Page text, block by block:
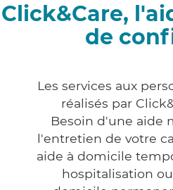
Click&Care,
de
Les services aux
réalisés par
Besoin d'une aide
l'entretien de votre
aide à domicile
hospitalisation